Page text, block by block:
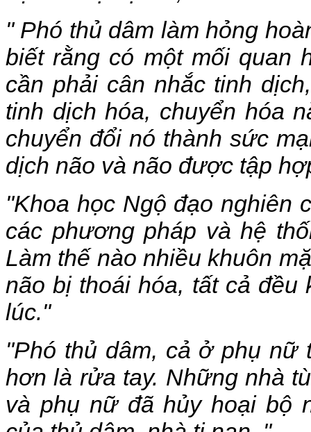
" Phó thủ dâm làm hỏng
biết rằng có một mối quan
cần phải cân nhắc tinh
tinh dịch hóa, chuyển hóa
chuyển đổi nó thành sức
dịch não và não được tập
"Khoa học Ngộ đạo nghiên
các phương pháp và hệ
Làm thế nào nhiều khuôn
não bị thoái hóa, tất cả đều
lúc."
"Phó thủ dâm, cả ở phụ nữ
hơn là rửa tay. Những nhà
và phụ nữ đã hủy hoại bộ